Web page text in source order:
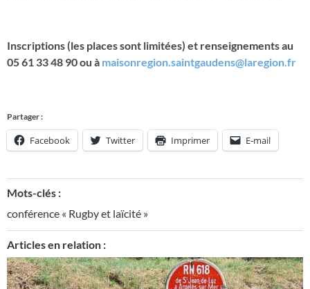
Inscriptions (les places sont limitées) et renseignements au
05 61 33 48 90 ou à maisonregion.saintgaudens@laregion.fr
Partager :
Facebook Twitter Imprimer E-mail
Mots-clés :
conférence « Rugby et laïcité »
Articles en relation :